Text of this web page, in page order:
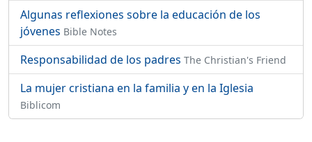
Algunas reflexiones sobre la educación de los
jóvenes Bible Notes
Responsabilidad de los padres The Christian's Friend
La mujer cristiana en la familia y en la Iglesia
Biblicom